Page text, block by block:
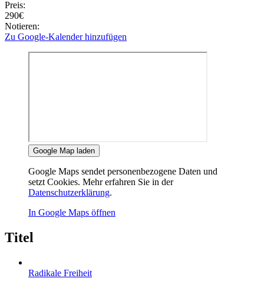
Preis:
290€
Notieren:
Zu Google-Kalender hinzufügen
Google Map laden
Google Maps sendet personenbezogene Daten und
setzt Cookies. Mehr erfahren Sie in der
Datenschutzerklärung.
In Google Maps öffnen
Titel
Radikale Freiheit